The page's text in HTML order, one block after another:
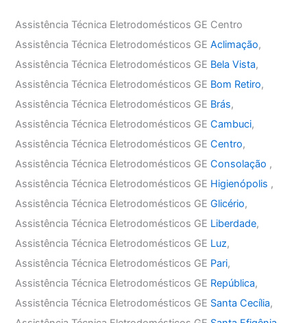
Assistência Técnica Eletrodomésticos GE Centro
Assistência Técnica Eletrodomésticos GEAclimação,
Assistência Técnica Eletrodomésticos GE Bela Vista,
Assistência Técnica Eletrodomésticos GE Bom Retiro,
Assistência Técnica Eletrodomésticos GE Brás,
Assistência Técnica Eletrodomésticos GECambuci,
Assistência Técnica Eletrodomésticos GECentro,
Assistência Técnica Eletrodomésticos GEConsolação ,
Assistência Técnica Eletrodomésticos GE Higienópolis ,
Assistência Técnica Eletrodomésticos GEGlicério,
Assistência Técnica Eletrodomésticos GE Liberdade,
Assistência Técnica Eletrodomésticos GE Luz,
Assistência Técnica Eletrodomésticos GE Pari,
Assistência Técnica Eletrodomésticos GE República,
Assistência Técnica Eletrodomésticos GE Santa Cecília,